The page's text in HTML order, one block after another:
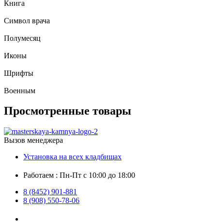
Книга
Символ врача
Полумесяц
Иконы
Шрифты
Военным
Просмотренные товары
Вызов менеджера
Установка на всех кладбищах
Работаем : Пн-Пт с 10:00 до 18:00
8 (8452) 901-881
8 (908) 550-78-06